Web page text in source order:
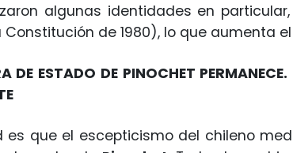
algunas identidades en
de 1980), lo que aumenta
DE ESTADO DE PINOCHET
es que el escepticismo del chileno